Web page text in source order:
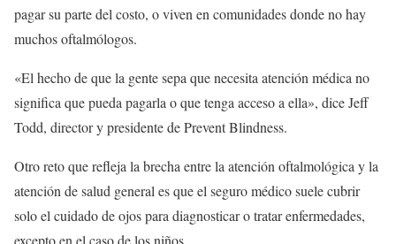
pagar su parte del costo, o viven en comunidades donde no hay
muchos oftalmólogos.
«El hecho de que la gente sepa que necesita atención médica no
significa que pueda pagarla o que tenga acceso a ella», dice Jeff
Todd, director y presidente de Prevent Blindness.
Otro reto que refleja la brecha entre la atención oftalmológica y la
atención de salud general es que el seguro médico suele cubrir
solo el cuidado de ojos para diagnosticar o tratar enfermedades,